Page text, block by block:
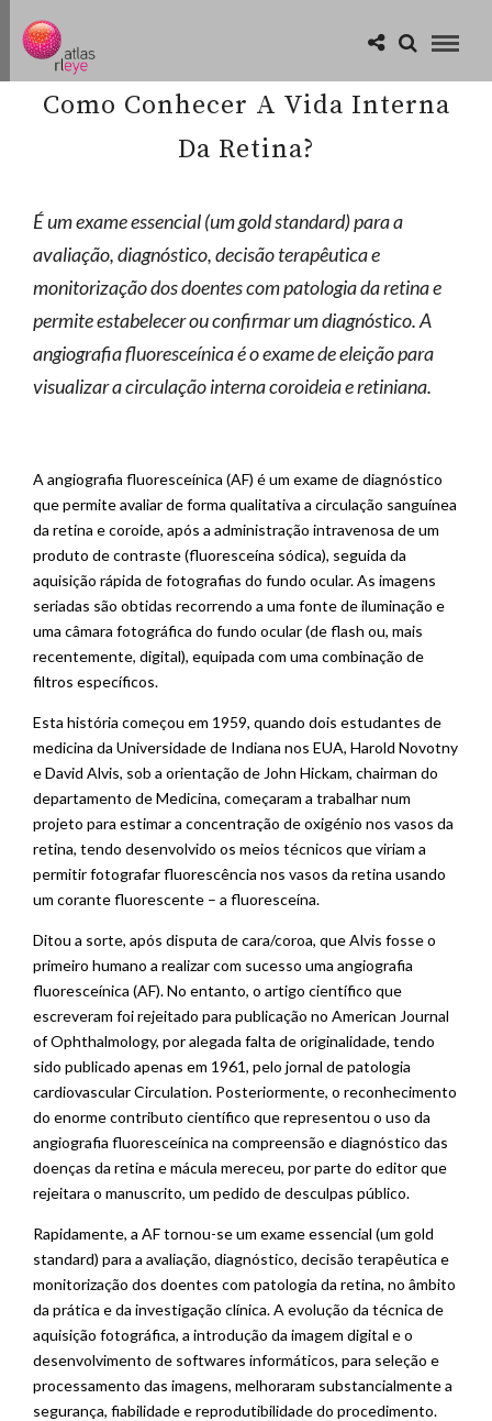
Como Conhecer A Vida Interna
Da Retina?
É um exame essencial (um gold standard) para a
avaliação, diagnóstico, decisão terapêutica e
monitorização dos doentes com patologia da retina e
permite estabelecer ou confirmar um diagnóstico. A
angiografia fluoresceínica é o exame de eleição para
visualizar a circulação interna coroideia e retiniana.
A angiografia fluoresceínica (AF) é um exame de diagnóstico
que permite avaliar de forma qualitativa a circulação sanguínea
da retina e coroide, após a administração intravenosa de um
produto de contraste (fluoresceína sódica), seguida da
aquisição rápida de fotografias do fundo ocular. As imagens
seriadas são obtidas recorrendo a uma fonte de iluminação e
uma câmara fotográfica do fundo ocular (de flash ou, mais
recentemente, digital), equipada com uma combinação de
filtros específicos.
Esta história começou em 1959, quando dois estudantes de
medicina da Universidade de Indiana nos EUA, Harold Novotny
e David Alvis, sob a orientação de John Hickam, chairman do
departamento de Medicina, começaram a trabalhar num
projeto para estimar a concentração de oxigénio nos vasos da
retina, tendo desenvolvido os meios técnicos que viriam a
permitir fotografar fluorescência nos vasos da retina usando
um corante fluorescente – a fluoresceína.
Ditou a sorte, após disputa de cara/coroa, que Alvis fosse o
primeiro humano a realizar com sucesso uma angiografia
fluoresceínica (AF). No entanto, o artigo científico que
escreveram foi rejeitado para publicação no American Journal
of Ophthalmology, por alegada falta de originalidade, tendo
sido publicado apenas em 1961, pelo jornal de patologia
cardiovascular Circulation. Posteriormente, o reconhecimento
do enorme contributo científico que representou o uso da
angiografia fluoresceínica na compreensão e diagnóstico das
doenças da retina e mácula mereceu, por parte do editor que
rejeitara o manuscrito, um pedido de desculpas público.
Rapidamente, a AF tornou-se um exame essencial (um gold
standard) para a avaliação, diagnóstico, decisão terapêutica e
monitorização dos doentes com patologia da retina, no âmbito
da prática e da investigação clínica. A evolução da técnica de
aquisição fotográfica, a introdução da imagem digital e o
desenvolvimento de softwares informáticos, para seleção e
processamento das imagens, melhoraram substancialmente a
segurança, fiabilidade e reprodutibilidade do procedimento.